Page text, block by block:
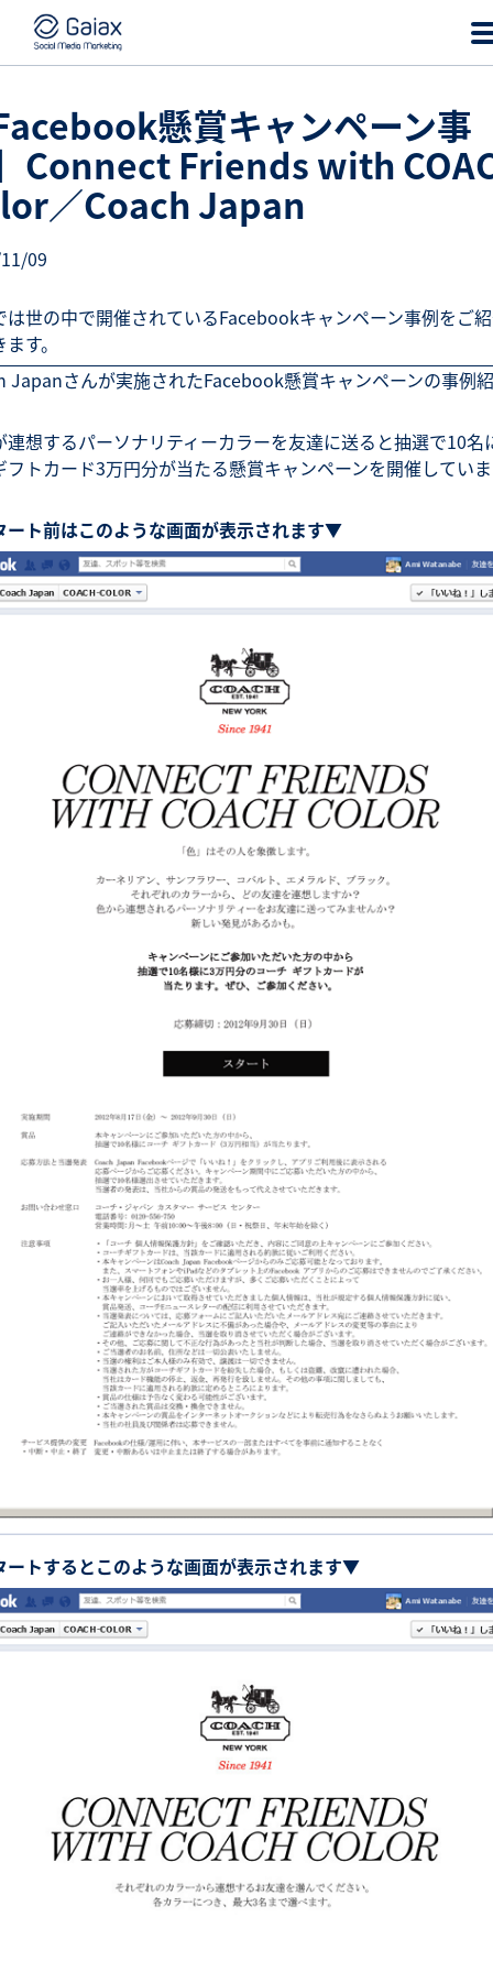
懸賞キャンペーン事
Connect Friends with
／Coach Japan
09
は世の中で開催されているFacebookキャンペーン事例をご
す。
Japanさんが実施されたFacebook懸賞キャンペーンの事例
連想するパーソナリティーカラーを友達に送ると抽選で10名
フトカード3万円分が当たる懸賞キャンペーンを開催してい
ト前はこのような画面が表示されます▼
トするとこのような画面が表示されます▼